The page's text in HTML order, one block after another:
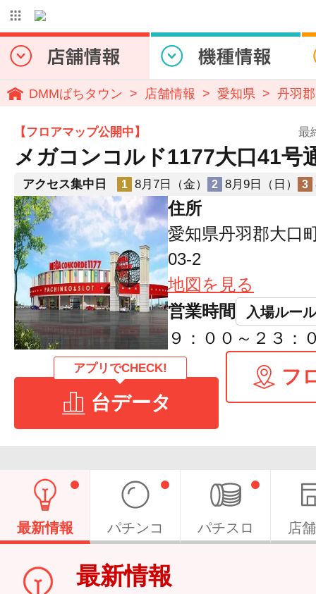
DMMぱちタウン 店舗情報 愛知県 丹羽郡
【フロアマップ公開中】
メガコンコルド1177大口41号
最
アクセス集中日 1 8月7日（金） 2 8月9日（日） 3
住所
愛知県丹羽郡大口
03-2
地図を見る
営業時間
入場ルール
９：００～２３：
アプリでCHECK!
台データ
フ
最新情報 パチンコ パチスロ 店
最新情報